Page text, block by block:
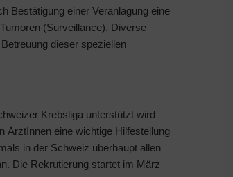
Bestätigung einer Veranlagung eine
(Surveillance). Diverse
dieser speziellen
Krebsliga unterstützt wird
ÄrztInnen eine wichtige Hilfestellung
in der Schweiz überhaupt allen
Die Rekrutierung startet im März